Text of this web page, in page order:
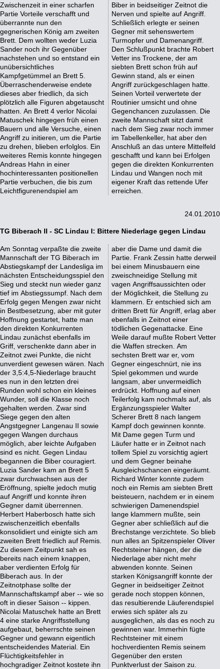
Zwischenzeit in einer scharfen
Partie Vorteile verschafft und
überrannte nun den
gegnerischen König am zweiten
Brett. Dem wollten weder Luzia
Sander noch ihr Gegenüber
nachstehen und so entstand ein
unübersichtliches
Kampfgetümmel an Brett 5.
Überraschenderweise endete
dieses aber friedlich, da sich
plötzlich alle Figuren abgetauscht
hatten. An Brett 4 verlor Nicolai
Matuschek hingegen früh einen
Bauern und alle Versuche, einen
Angriff zu initieren, um die Partie
zu drehen, blieben erfolglos. Ein
weiteres Remis konnte hingegen
Andreas Hahn in einer
hochinteressanten positionellen
Partie verbuchen, die bis zum
Leichtfigurenendspiel am
Biber in beidseitiger Zeitnot die
Nerven und spielte auf Angriff.
Schließlich erlegte er seinen
Gegner mit sehenswertem
Turmopfer und Damenangriff.
Den Schlußpunkt brachte Robert
Vetter ins Trockene, der am
siebten Brett schon früh auf
Gewinn stand, als er einen
Angriff zurückgeschlagen hatte.
Seinen Vorteil verwertete der
Routinier umsicht und ohne
Gegenchancen zuzulassen. Die
zweite Mannschaft sitzt damit
nach dem Sieg zwar noch immer
im Tabellenkeller, hat aber den
Anschluß an das untere Mittelfeld
geschafft und kann bei Erfolgen
gegen die direkten Konkurrenten
Lindau und Wangen noch mit
eigener Kraft das rettende Ufer
erreichen.
24.01.2010
TG Biberach II - SC Lindau I: Bittere Niederlage gegen Lindau
Am Sonntag verpaßte die zweite
Mannschaft der TG Biberach im
Abstiegskampf der Landesliga im
nächsten Entscheidungsspiel den
Sieg und steckt nun wieder ganz
tief im Abstiegssumpf. Nach dem
Erfolg gegen Mengen zwar nicht
in Bestbesetzung, aber mit guter
Hoffnung gestartet, hatte man
den direkten Konkurrenten
Lindau zunächst ebenfalls im
Griff, verschenkte dann aber in
Zeitnot zwei Punkte, die nicht
unverdient gewesen wären. Nach
der 3,5:4,5-Niederlage braucht
es nun in den letzten drei
Runden wohl schon ein kleines
Wunder, soll die Klasse noch
gehalten werden. Zwar sind
Siege gegen den alten
Angstgegner Langenau II sowie
gegen Wangen durchaus
möglich, aber leichte Aufgaben
sind es nicht. Gegen Lindau
begannen die Biber couragiert.
Luzia Sander kam an Brett 5
zwar durchwachsen aus der
Eröffnung, spielte jedoch mutig
auf Angriff und konnte ihren
Gegner damit überrennen.
Herbert Haberbosch hatte sich
zwischenzeitlich ebenfalls
konsolidiert und einigte sich am
zweiten Brett friedlich auf Remis.
Zu diesem Zeitpunkt sah es
bereits nach einem knappen,
aber verdienten Erfolg für
Biberach aus. In der
Zeitnotphase sollte der
Mannschaftskampf aber -- wie so
oft in dieser Saison -- kippen.
Nicolai Matuschek hatte an Brett
4 eine starke Angriffsstellung
aufgebaut, beherrschte seinen
Gegner und gewann eigentlich
entscheidendes Material. Ein
Flüchtigkeitsfehler in
hochgradiger Zeitnot kostete ihn
aber die Dame und damit die
Partie. Frank Zessin hatte derweil
bei einem Minusbauern eine
zweischneidige Stellung mit
vagen Angriffsaussichten oder
der Möglichkeit, die Stellung zu
klammern. Er entschied sich am
dritten Brett für Angriff, erlag aber
ebenfalls in Zeitnot einer
tödlichen Gegenattacke. Eine
Weile darauf mußte Robert Vetter
die Waffen strecken. Am
sechsten Brett war er, vom
Gegner eingeschnürt, nie ins
Spiel gekommen und wurde
langsam, aber unvermeidlich
erdrückt. Hoffnung auf einen
Teilerfolg kam nochmals auf, als
Ergänzungsspieler Walter
Scherer Brett 8 nach langem
Kampf doch gewinnen konnte.
Mit Dame gegen Turm und
Läufer hatte er in Zeitnot nach
tollem Spiel zu vorsichtig agiert
und dem Gegner beinahe
Ausgleichschancen eingeräumt.
Richard Winter konnte zudem
noch ein Remis am siebten Brett
beisteuern, nachdem er in einem
schwierigen Damenendspiel
lange klammern mußte, sein
Gegner aber schließlich auf die
Brechstange verzichtete. So blieb
nun alles an Spitzenspieler Oliver
Rechtsteiner hängen, der die
Niederlage aber nicht mehr
abwenden konnte. Seinen
starken Königsangriff konnte der
Gegner in beidseitiger Zeitnot
gerade noch stoppen können,
das resultierende Läuferendspiel
erwies sich später als zu
ausgeglichen, als das es noch zu
gewinnen war. Immerhin fügte
Rechtsteiner mit einem
hochverdienten Remis seinem
Gegenüber den ersten
Punktverlust der Saison zu.